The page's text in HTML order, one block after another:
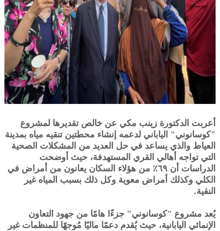
أعربت الدكتورة زينب مكي عن خالص تقديرها لمشروع
"كوسانوني" الياباني لدعمه إنشاء محطتين تنقيه مياه بمدينة
العياط والذي يساعد في حل العديد من المشكلات الصحية
التي تواجه أهالي القري المستهدفة، حيث أوضحت
الدراسات أن ٦٩٪ من هؤلاء السكان يعانون من أمراض في
الكلي وكذلك أمراض معوية وكل ذلك بسبب المياه غير
النقية.
يُعد مشروع "كوسانوني" جزءًا هامًا من جهود التعاون
الإنمائي اليابانية، حيث يُقدم دعمًا ماليًا مُوجهًا للمنظمات غير